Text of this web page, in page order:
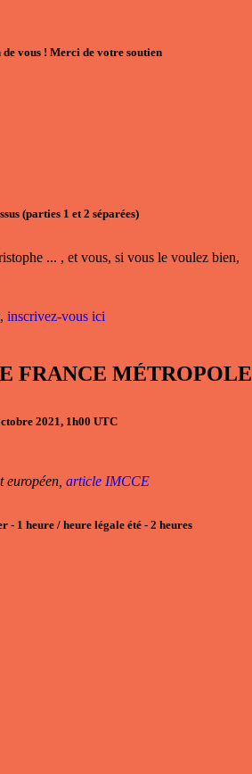
de vous ! Merci de votre soutien
(parties 1 et 2 séparées)
... , et vous, si vous le voulez bien,
, inscrivez-vous ici
FRANCE MÉTROPOLE
2021, 1h00 UTC
européen, article IMCCE
- 1 heure / heure légale été - 2 heures